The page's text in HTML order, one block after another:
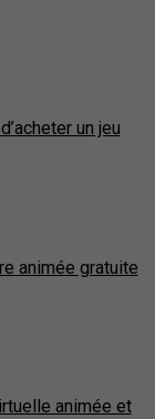
un jeu
animée gratuite
animée et